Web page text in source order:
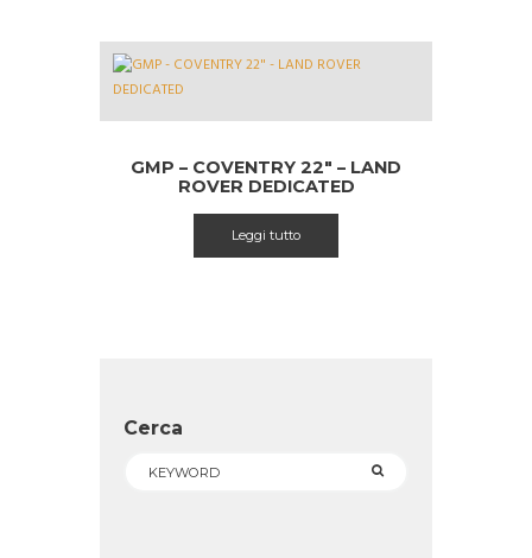
GMP – COVENTRY 22″ – LAND
ROVER DEDICATED
Leggi tutto
Cerca